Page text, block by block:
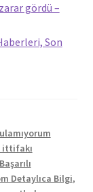
gördü –
Son
ittifakı
Detaylıca Bilgi,